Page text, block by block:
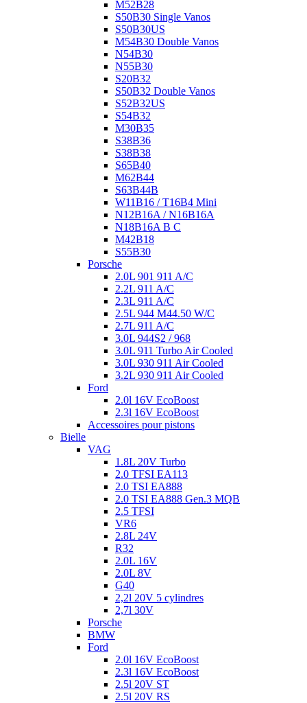
M52B28
S50B30 Single Vanos
S50B30US
M54B30 Double Vanos
N54B30
N55B30
S20B32
S50B32 Double Vanos
S52B32US
S54B32
M30B35
S38B36
S38B38
S65B40
M62B44
S63B44B
W11B16 / T16B4 Mini
N12B16A / N16B16A
N18B16A B C
M42B18
S55B30
Porsche
2.0L 901 911 A/C
2.2L 911 A/C
2.3L 911 A/C
2.5L 944 M44.50 W/C
2.7L 911 A/C
3.0L 944S2 / 968
3.0L 911 Turbo Air Cooled
3.0L 930 911 Air Cooled
3.2L 930 911 Air Cooled
Ford
2.0l 16V EcoBoost
2.3l 16V EcoBoost
Accessoires pour pistons
Bielle
VAG
1.8L 20V Turbo
2.0 TFSI EA113
2.0 TSI EA888
2.0 TSI EA888 Gen.3 MQB
2.5 TFSI
VR6
2.8L 24V
R32
2.0L 16V
2.0L 8V
G40
2,2l 20V 5 cylindres
2,7l 30V
Porsche
BMW
Ford
2.0l 16V EcoBoost
2.3l 16V EcoBoost
2.5l 20V ST
2.5l 20V RS